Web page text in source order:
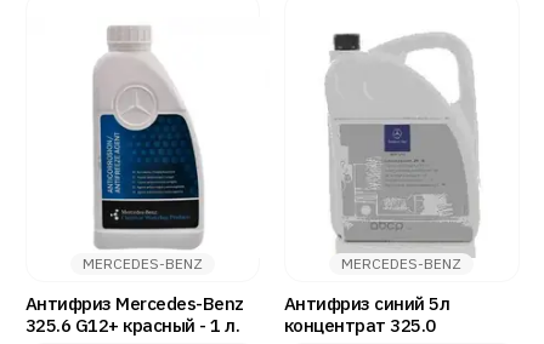
MERCEDES-BENZ
Антифриз Mercedes-Benz
325.6 G12+ красный - 1 л.
MERCEDES-BENZ
Антифриз синий 5л
концентрат 325.0